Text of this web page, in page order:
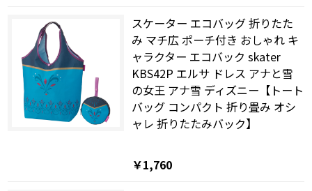
スケーター エコバッグ 折りたた
み マチ広 ポーチ付き おしゃれ キ
ャラクター エコバック skater
KBS42P エルサ ドレス アナと雪
の女王 アナ雪 ディズニー【トート
バッグ コンパクト 折り畳み オシ
ャレ 折りたたみバック】
￥1,760